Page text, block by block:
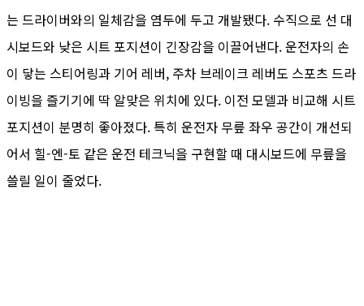
는 드라이버와의 일체감을 염두에 두고 개발됐다. 수직으로 선 대
시보드와 낮은 시트 포지션이 긴장감을 이끌어낸다. 운전자의 손
이 닿는 스티어링과 기어 레버, 주차 브레이크 레버도 스포츠 드라
이빙을 즐기기에 딱 알맞은 위치에 있다. 이전 모델과 비교해 시트
포지션이 분명히 좋아졌다. 특히 운전자 무릎 좌우 공간이 개선되
어서 힐-엔-토 같은 운전 테크닉을 구현할 때 대시보드에 무릎을
쓸릴 일이 줄었다.